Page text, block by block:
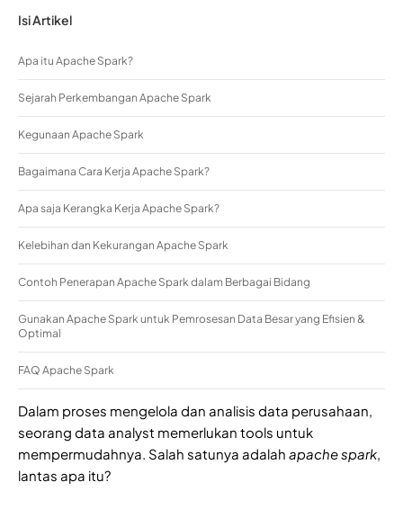
Isi Artikel
Apa itu Apache Spark?
Sejarah Perkembangan Apache Spark
Kegunaan Apache Spark
Bagaimana Cara Kerja Apache Spark?
Apa saja Kerangka Kerja Apache Spark?
Kelebihan dan Kekurangan Apache Spark
Contoh Penerapan Apache Spark dalam Berbagai Bidang
Gunakan Apache Spark untuk Pemrosesan Data Besar yang Efisien &
Optimal
FAQ Apache Spark
Dalam proses mengelola dan analisis data perusahaan,
seorang data analyst memerlukan tools untuk
mempermudahnya. Salah satunya adalah apache spark,
lantas apa itu?